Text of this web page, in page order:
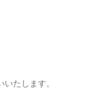
たします。